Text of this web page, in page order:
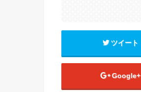
ツイート
Google+